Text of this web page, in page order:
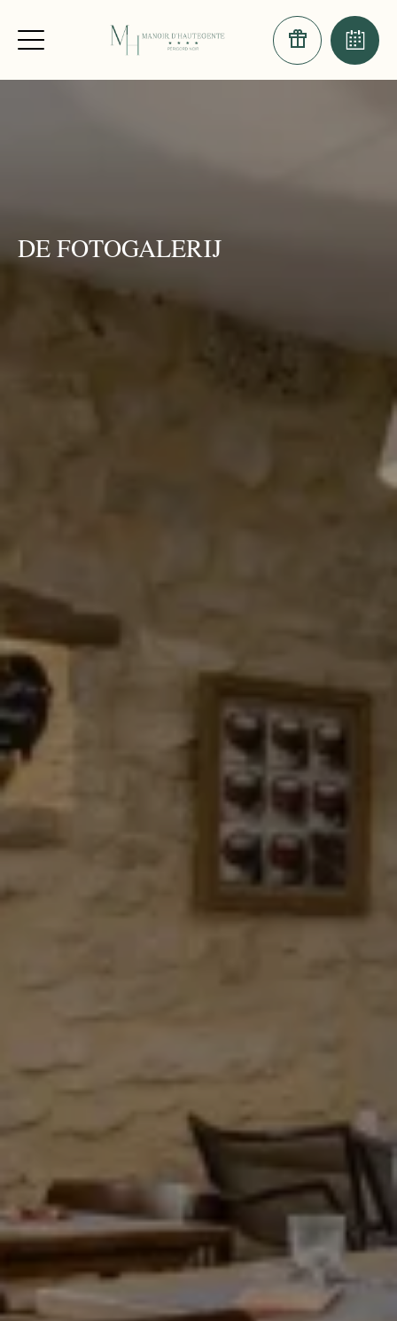
DE FOTOGALERIJ